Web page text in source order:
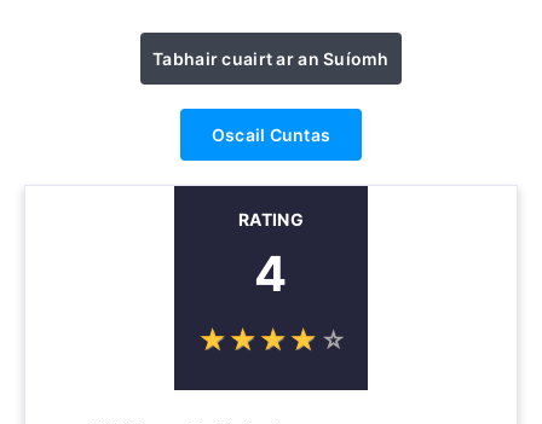
Tabhair cuairt ar an Suíomh
Oscail Cuntas
RATING
4
☆☆☆☆ ☆
★★★★ ★